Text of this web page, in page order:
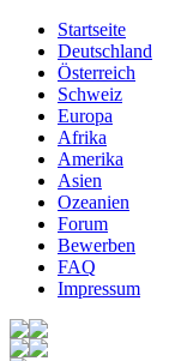
Startseite
Deutschland
Österreich
Schweiz
Europa
Afrika
Amerika
Asien
Ozeanien
Forum
Bewerben
FAQ
Impressum